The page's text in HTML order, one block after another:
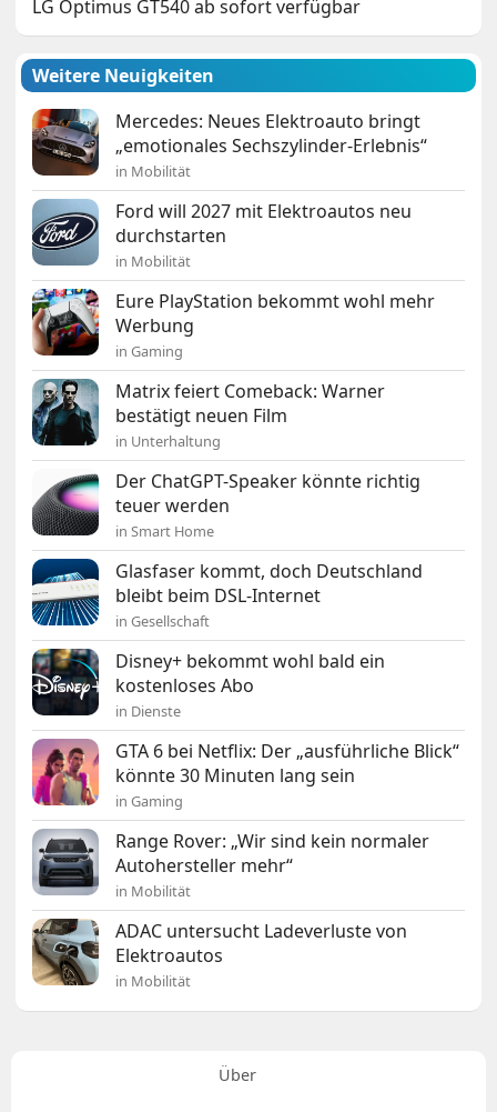
LG Optimus GT540 ab sofort verfügbar
Weitere Neuigkeiten
Mercedes: Neues Elektroauto bringt
„emotionales Sechszylinder-Erlebnis“
in Mobilität
Ford will 2027 mit Elektroautos neu
durchstarten
in Mobilität
Eure PlayStation bekommt wohl mehr
Werbung
in Gaming
Matrix feiert Comeback: Warner
bestätigt neuen Film
in Unterhaltung
Der ChatGPT-Speaker könnte richtig
teuer werden
in Smart Home
Glasfaser kommt, doch Deutschland
bleibt beim DSL-Internet
in Gesellschaft
Disney+ bekommt wohl bald ein
kostenloses Abo
in Dienste
GTA 6 bei Netflix: Der „ausführliche Blick“
könnte 30 Minuten lang sein
in Gaming
Range Rover: „Wir sind kein normaler
Autohersteller mehr“
in Mobilität
ADAC untersucht Ladeverluste von
Elektroautos
in Mobilität
Über